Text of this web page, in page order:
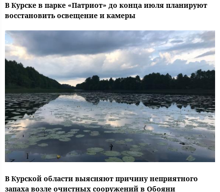
В Курске в парке «Патриот» до конца июля планируют
восстановить освещение и камеры
В Курской области выясняют причину неприятного
запаха возле очистных сооружений в Обояни